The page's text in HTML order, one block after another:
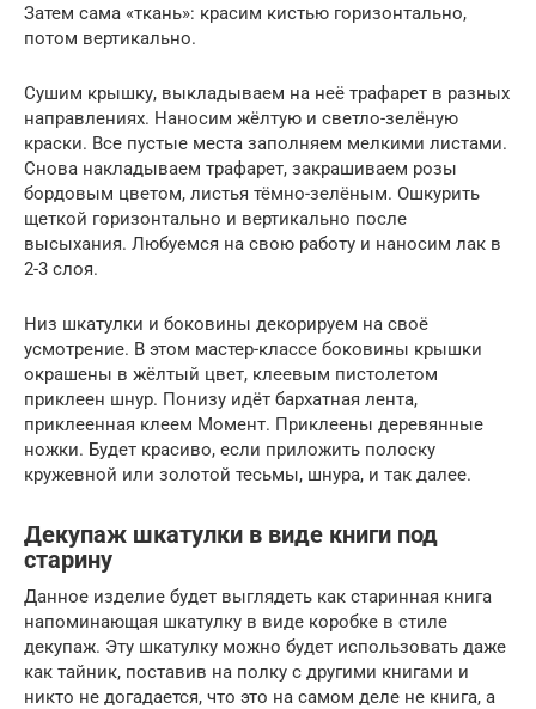
Затем сама «ткань»: красим кистью горизонтально,
потом вертикально.
Сушим крышку, выкладываем на неё трафарет в разных
направлениях. Наносим жёлтую и светло-зелёную
краски. Все пустые места заполняем мелкими листами.
Снова накладываем трафарет, закрашиваем розы
бордовым цветом, листья тёмно-зелёным. Ошкурить
щеткой горизонтально и вертикально после
высыхания. Любуемся на свою работу и наносим лак в
2-3 слоя.
Низ шкатулки и боковины декорируем на своё
усмотрение. В этом мастер-классе боковины крышки
окрашены в жёлтый цвет, клеевым пистолетом
приклеен шнур. Понизу идёт бархатная лента,
приклеенная клеем Момент. Приклеены деревянные
ножки. Будет красиво, если приложить полоску
кружевной или золотой тесьмы, шнура, и так далее.
Декупаж шкатулки в виде книги под
старину
Данное изделие будет выглядеть как старинная книга
напоминающая шкатулку в виде коробке в стиле
декупаж. Эту шкатулку можно будет использовать даже
как тайник, поставив на полку с другими книгами и
никто не догадается, что это на самом деле не книга, а